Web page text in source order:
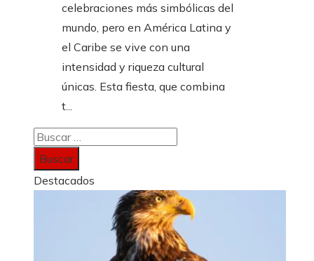
celebraciones más simbólicas del
mundo, pero en América Latina y
el Caribe se vive con una
intensidad y riqueza cultural
únicas. Esta fiesta, que combina
t...
Buscar:
Destacados